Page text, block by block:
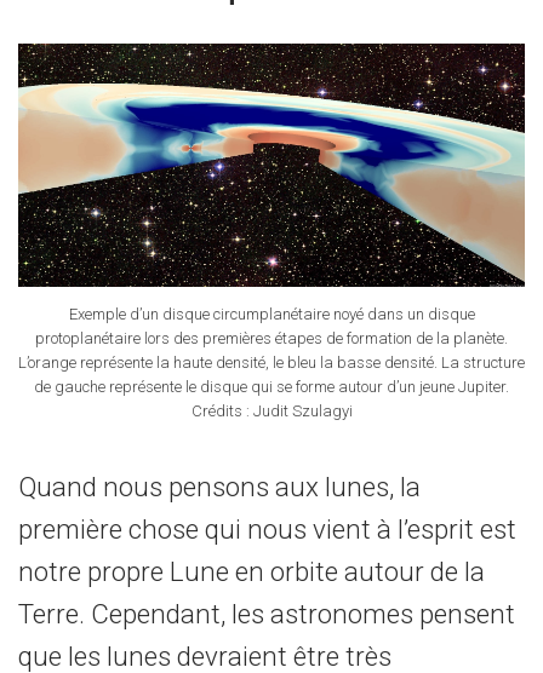
Exemple d’un disque circumplanétaire noyé dans un disque
protoplanétaire lors des premières étapes de formation de la planète.
L’orange représente la haute densité, le bleu la basse densité. La structure
de gauche représente le disque qui se forme autour d’un jeune Jupiter.
Crédits : Judit Szulagyi
Quand nous pensons aux lunes, la
première chose qui nous vient à l’esprit est
notre propre Lune en orbite autour de la
Terre. Cependant, les astronomes pensent
que les lunes devraient être très